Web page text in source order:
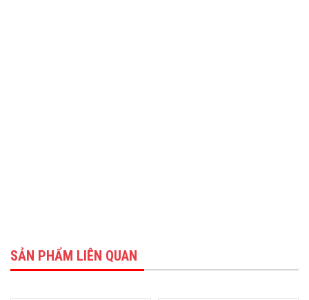
SẢN PHẨM LIÊN QUAN